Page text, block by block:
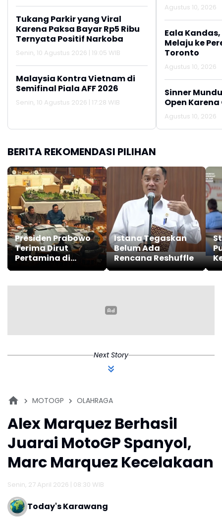
Tukang Parkir yang Viral
Karena Paksa Bayar Rp5 Ribu
Ternyata Positif Narkoba
Senin, 10 Agustus 2026 | 19:05 WIB
Malaysia Kontra Vietnam di
Semifinal Piala AFF 2026
Senin, 10 Agustus 2026 | 17:28 WIB
Agustus 10, 2026
Eala
Melaju ke
Toronto
Agustus 10, 2026
Sinner
Open
Agustus 10, 2026
BERITA REKOMENDASI PILIHAN
Presiden Prabowo
Terima Dirut
Pertamina di
Hambalang, Bahas
Perampingan
Istana Tegaskan
Belum Ada
Rencana Reshuffle
Next Story
MOTOGP OLAHRAGA
Alex Marquez Berhasil
Juarai MotoGP Spanyol,
Marc Marquez Kecelakaan
Senin, 27 April 2026 | 08:30 WIB
Today's Karawang